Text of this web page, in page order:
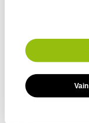
Edustajamme
Etelä-Suomi